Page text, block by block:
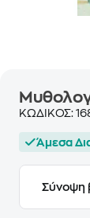
ΚΩΔΙΚΟΣ:
Άμεσα
Σύνοψη